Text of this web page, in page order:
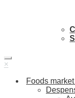
×
Foods market